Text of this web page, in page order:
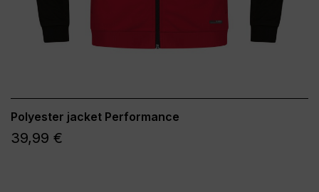
Polyester jacket Performance
39,99 €